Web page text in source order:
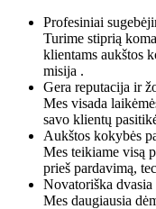
Profesiniai
Turime stiprią
klientams aukštos
misija .
Gera reputacija ir
Mes visada
savo klientų
Aukštos kokybės
Mes teikiame visą
prieš pardavimą,
Novatoriška
Mes daugiausia